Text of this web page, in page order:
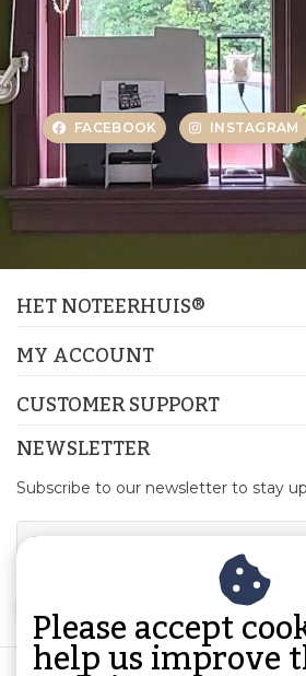
FACEBOOK INSTAGRAM
HET NOTEERHUIS®
MY ACCOUNT
CUSTOMER SUPPORT
NEWSLETTER
Subscribe to our newsletter to stay
Please accept
help us improve